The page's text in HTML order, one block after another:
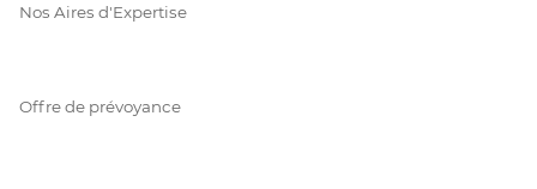
Nos Aires d'Expertise
Offre de prévoyance